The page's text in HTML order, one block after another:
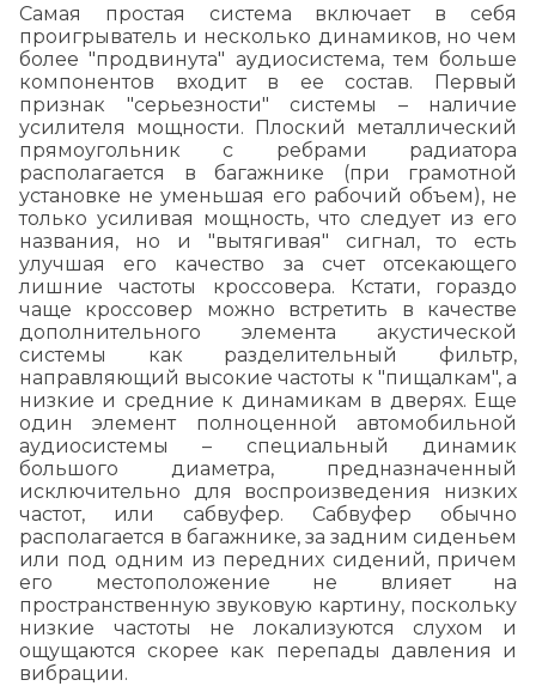
Самая простая система включает в себя
проигрыватель и несколько динамиков, но чем
более "продвинута" аудиосистема, тем больше
компонентов входит в ее состав. Первый
признак "серьезности" системы – наличие
усилителя мощности. Плоский металлический
прямоугольник с ребрами радиатора
располагается в багажнике (при грамотной
установке не уменьшая его рабочий объем), не
только усиливая мощность, что следует из его
названия, но и "вытягивая" сигнал, то есть
улучшая его качество за счет отсекающего
лишние частоты кроссовера. Кстати, гораздо
чаще кроссовер можно встретить в качестве
дополнительного элемента акустической
системы как разделительный фильтр,
направляющий высокие частоты к "пищалкам", а
низкие и средние к динамикам в дверях. Еще
один элемент полноценной автомобильной
аудиосистемы – специальный динамик
большого диаметра, предназначенный
исключительно для воспроизведения низких
частот, или сабвуфер. Сабвуфер обычно
располагается в багажнике, за задним сиденьем
или под одним из передних сидений, причем
его местоположение не влияет на
пространственную звуковую картину, поскольку
низкие частоты не локализуются слухом и
ощущаются скорее как перепады давления и
вибрации.